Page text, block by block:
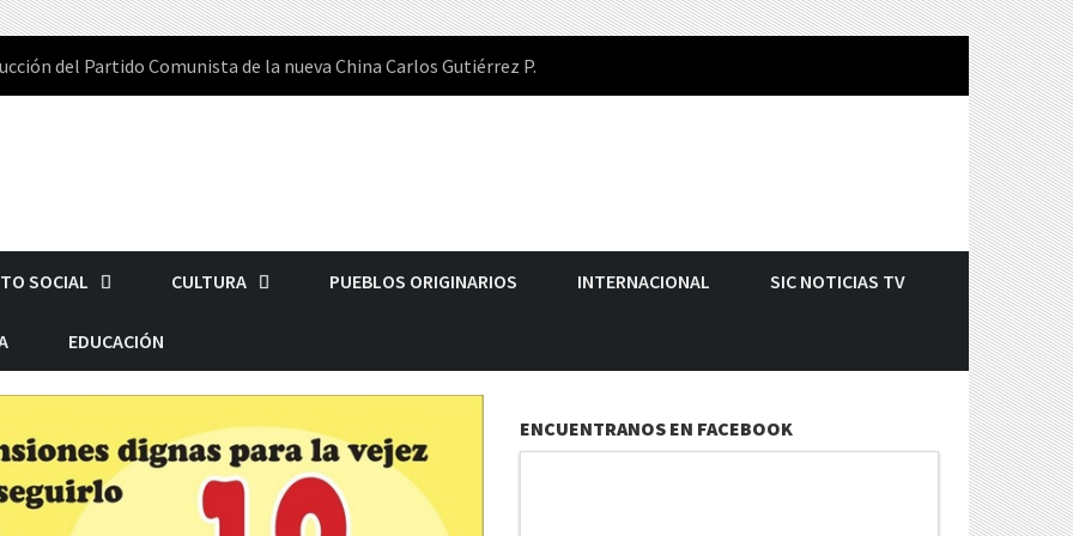
del Partido Comunista de la nueva China Carlos Gutiérrez P.
SOCIAL CULTURA PUEBLOS ORIGINARIOS INTERNACIONAL SIC NOTICIAS TV
EDUCACIÓN
ENCUENTRANOS EN FACEBOOK